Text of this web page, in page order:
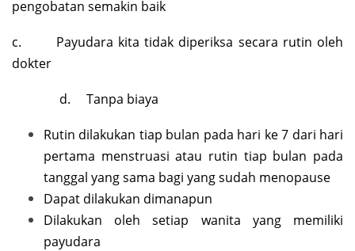
pengobatan semakin baik
c. Payudara kita tidak diperiksa secara rutin oleh
dokter
d. Tanpa biaya
Rutin dilakukan tiap bulan pada hari ke 7 dari hari
pertama menstruasi atau rutin tiap bulan pada
tanggal yang sama bagi yang sudah menopause
Dapat dilakukan dimanapun
Dilakukan oleh setiap wanita yang memiliki
payudara